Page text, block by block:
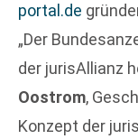
portal.de
„Der
der jurisAllianz
Oostrom,
Konzept der